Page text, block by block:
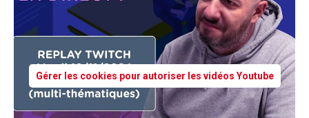
Gérer les cookies pour autoriser les vidéos Youtube